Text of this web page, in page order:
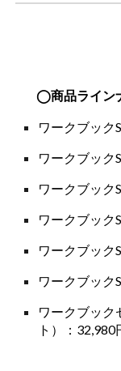
◯商品ライン
ワークブック
ワークブック
ワークブック
ワークブック
ワークブック
ワークブック
ワークブック
ト）：32,980